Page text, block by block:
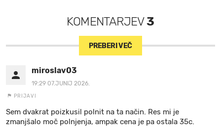
KOMENTARJEV3
PREBERI VEČ
miroslav03
19:29 07.JUNIJ 2026.
PRIJAVI
Sem dvakrat poizkusil polnit na ta način. Res mi je
zmanjšalo moč polnjenja, ampak cena je pa ostala 35c.